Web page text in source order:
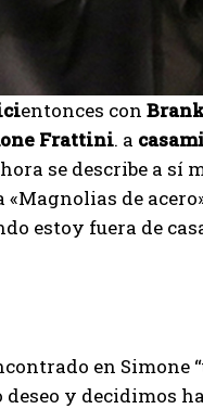
entonces con
Frattini. a
se describe a sí
de
estoy fuera de
en Simone
y decidimos